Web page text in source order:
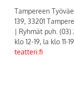
Tampereen
139, 33201
| Ryhmät puh. (03)
klo 12-19, la klo 11-19
teatteri.fi